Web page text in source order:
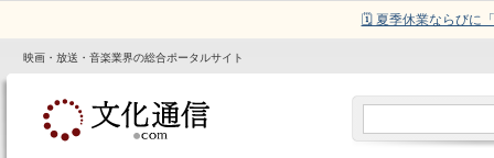
🗓️ 夏季休業ならびに
映画・放送・音楽業界の総合ポータルサイト